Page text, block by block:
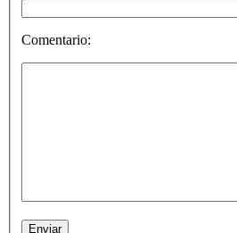
Comentario: